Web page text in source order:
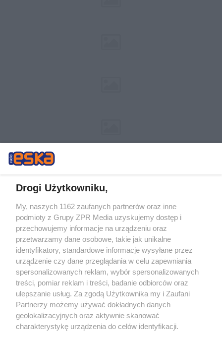
Żaden utwór zamieszczony w serwisie nie może być powielany i
rozpowszechniany lub dalej rozpowszechniany w jakikolwiek sposób (w
tym także elektroniczny lub mechaniczny) na jakimkolwiek polu
eksploatacji w jakiejkolwiek formie, włącznie z umieszczaniem w
Internecie bez pisemnej zgody właściciela praw. Jakiekolwiek użycie lub
wykorzystanie utworów w całości lub w części z naruszeniem prawa,
tzn. bez właściwej zgody, jest zabronione pod groźbą kary i może być
ścigane prawnie.
Drogi Użytkowniku,
My, naszych 1162 zaufanych partnerów oraz inne
podmioty z Grupy ZPR Media uzyskujemy dostęp i
przechowujemy informacje na urządzeniu oraz
przetwarzamy dane osobowe, takie jak unikalne
identyfikatory, standardowe informacje wysyłane przez
urządzenie czy dane przeglądania w celu zapewniania
spersonalizowanych reklam, wybór spersonalizowanych
treści, pomiar reklam i treści, badanie odbiorców oraz
ulepszanie usług. Za zgodą Użytkownika my i Zaufani
Partnerzy możemy używać dokładnych danych
geolokalizacyjnych oraz aktywnie skanować
charakterystykę urządzenia do celów identyfikacji.